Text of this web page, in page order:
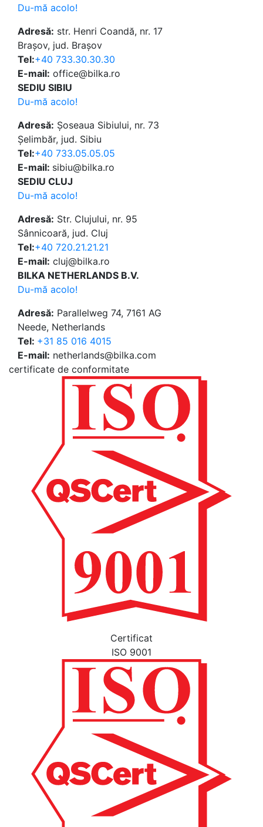
Du-mă acolo!
Adresă: str. Henri Coandă, nr. 17
Brașov, jud. Brașov
Tel:+40 733.30.30.30
E-mail: office@bilka.ro
SEDIU SIBIU
Du-mă acolo!
Adresă: Șoseaua Sibiului, nr. 73
Șelimbăr, jud. Sibiu
Tel:+40 733.05.05.05
E-mail: sibiu@bilka.ro
SEDIU CLUJ
Du-mă acolo!
Adresă: Str. Clujului, nr. 95
Sânnicoară, jud. Cluj
Tel:+40 720.21.21.21
E-mail: cluj@bilka.ro
BILKA NETHERLANDS B.V.
Du-mă acolo!
Adresă: Parallelweg 74, 7161 AG
Neede, Netherlands
Tel: +31 85 016 4015
E-mail: netherlands@bilka.com
certificate de conformitate
Certificat
ISO 9001